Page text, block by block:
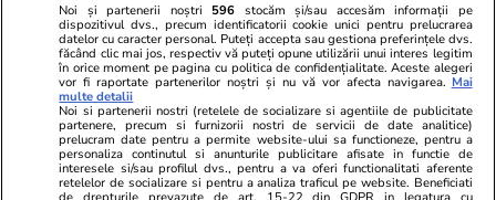
Lifestyle 28 iul.
Amendă de 350 de euro pentru
șoferii care lasă mașina pornită ca
Vacanțe și
Unde se
din lume și
Noi și partenerii noștri 596 stocăm și/sau accesăm informații pe
dispozitivul dvs., precum identificatorii cookie unici pentru prelucrarea
datelor cu caracter personal. Puteți accepta sau gestiona preferințele dvs.
făcând clic mai jos, respectiv vă puteți opune utilizării unui interes legitim
în orice moment pe pagina cu politica de confidențialitate. Aceste alegeri
vor fi raportate partenerilor noștri și nu vă vor afecta navigarea. Mai
multe detalii
Noi si partenerii nostri (retelele de socializare si agentiile de publicitate
partenere, precum si furnizorii nostri de servicii de date analitice)
prelucram date pentru a permite website-ului sa functioneze, pentru a
personaliza continutul si anunturile publicitare afisate in functie de
interesele si/sau profilul dvs., pentru a va oferi functionalitati aferente
retelelor de socializare si pentru a analiza traficul pe website. Beneficiati